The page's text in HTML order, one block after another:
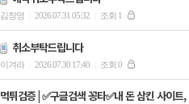
김창영 2026.07.31 05:32 조회 1
취소부탁드립니다
이겨라 2026.07.30 17:40 조회 0
먹튀검증 | ✅구글검색 꽁타✅내 돈 삼킨 사이트